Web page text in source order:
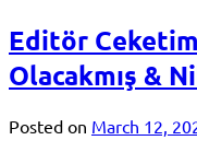
Editör
Olacakmış &
Posted on March 12,